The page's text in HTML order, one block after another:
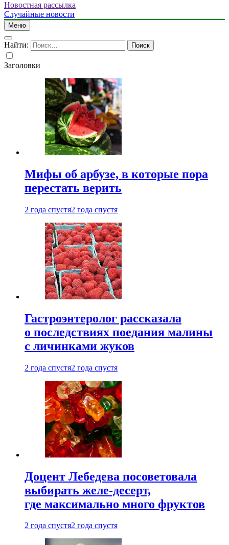
Новостная рассылка
Случайные новости
Меню
Найти:
Заголовки
Мифы об арбузе, в которые пора
перестать верить
2 года спустя2 года спустя
Гастроэнтеролог рассказала
о последствиях поедания малины
с личинками жуков
2 года спустя2 года спустя
Доцент Лебедева посоветовала
выбирать желе-десерт,
где максимально много фруктов
2 года спустя2 года спустя